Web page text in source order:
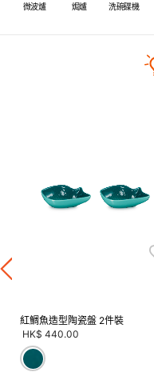
微波爐 焗爐 洗碗碟機
紅鯛魚造型陶瓷盤 2件裝
HK$ 440.00